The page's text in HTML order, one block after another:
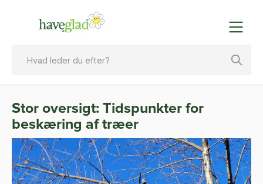
Stor oversigt: Tidspunkter for
beskæring af træer